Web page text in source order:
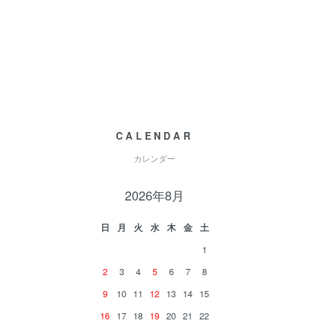
CALENDAR
カレンダー
2026年8月
日 月 火 水 木 金
土
1
2
3 4 5 6 7
8
9
10 11 12 13 14 15
16 17 18 19 20 21
22